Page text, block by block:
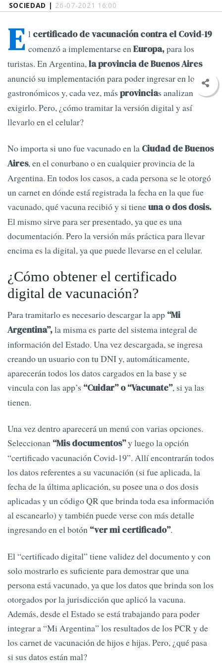
SOCIEDAD | 26-07-2021 16:00
E l certificado de vacunación contra el Covid-19
comenzó a implementarse enEuropa,para los
turistas. En Argentina,la provincia de Buenos Aires
anunció su implementación para poder ingresar en locales
gastronómicos y, cada vez, más provincias analizan
exigirlo. Pero, ¿cómo tramitar la versión digital y así
llevarlo en el celular?
No importa si uno fue vacunado en la Ciudad de Buenos
Aires, en el conurbano o en cualquier provincia de la
Argentina. En todos los casos, a cada persona se le otorgó
un carnet en dónde está registrada la fecha en la que fue
vacunado, qué vacuna recibió y si tieneuna o dos dosis.
El mismo sirve para ser presentado, ya que es una
documentación. Pero la versión más práctica para llevar
encima es la digital, ya que puede llevarse en el celular.
¿Cómo obtener el certificado
digital de vacunación?
Para tramitarlo es necesario descargar la app “Mi
Argentina”,la misma es parte del sistema integral de
información del Estado. Una vez descargada, se ingresa
creando un usuario con tu DNI y, automáticamente,
aparecerán todos los datos cargados en la base y se
vincula con las app’s “Cuidar” o “Vacunate”, si ya las
tienen.
Una vez dentro aparecerá un menú con varias opciones.
Seleccionan “Mis documentos”y luego la opción
“certificado vacunación Covid-19”. Allí encontrarán todos
los datos referentes a su vacunación (si fue aplicada, la
fecha de la última aplicación, su posee una o dos dosis
aplicadas y un código QR que brinda toda esa información
al escanearlo) y también puede verse con más detalle
ingresando en el botón “ver mi certificado”.
El “certificado digital” tiene validez del documento y con
solo mostrarlo es suficiente para demostrar que una
persona está vacunado, ya que los datos que brinda son los
otorgados por la jurisdicción que aplicó la vacuna.
Además, desde el Estado se está trabajando para poder
integrar a “Mi Argentina” los resultados de los PCR y de
los carnet de vacunación de hijos e hijas. Pero, ¿qué pasa
si sus datos están mal?